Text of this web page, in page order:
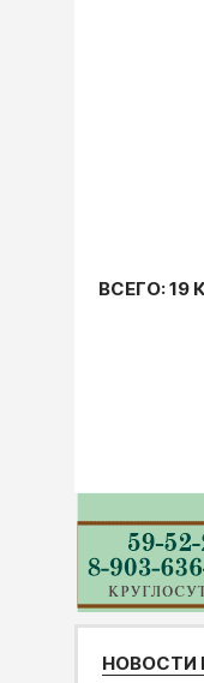
ВСЕГО: 19
НОВОСТИ